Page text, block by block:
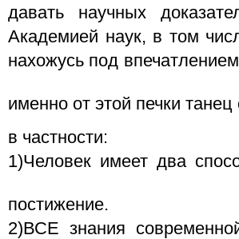
давать научных
Академией наук, в том
нахожусь под
именно от этой печки
в частности:
1)Человек имеет два
постижение.
2)ВСЕ знания